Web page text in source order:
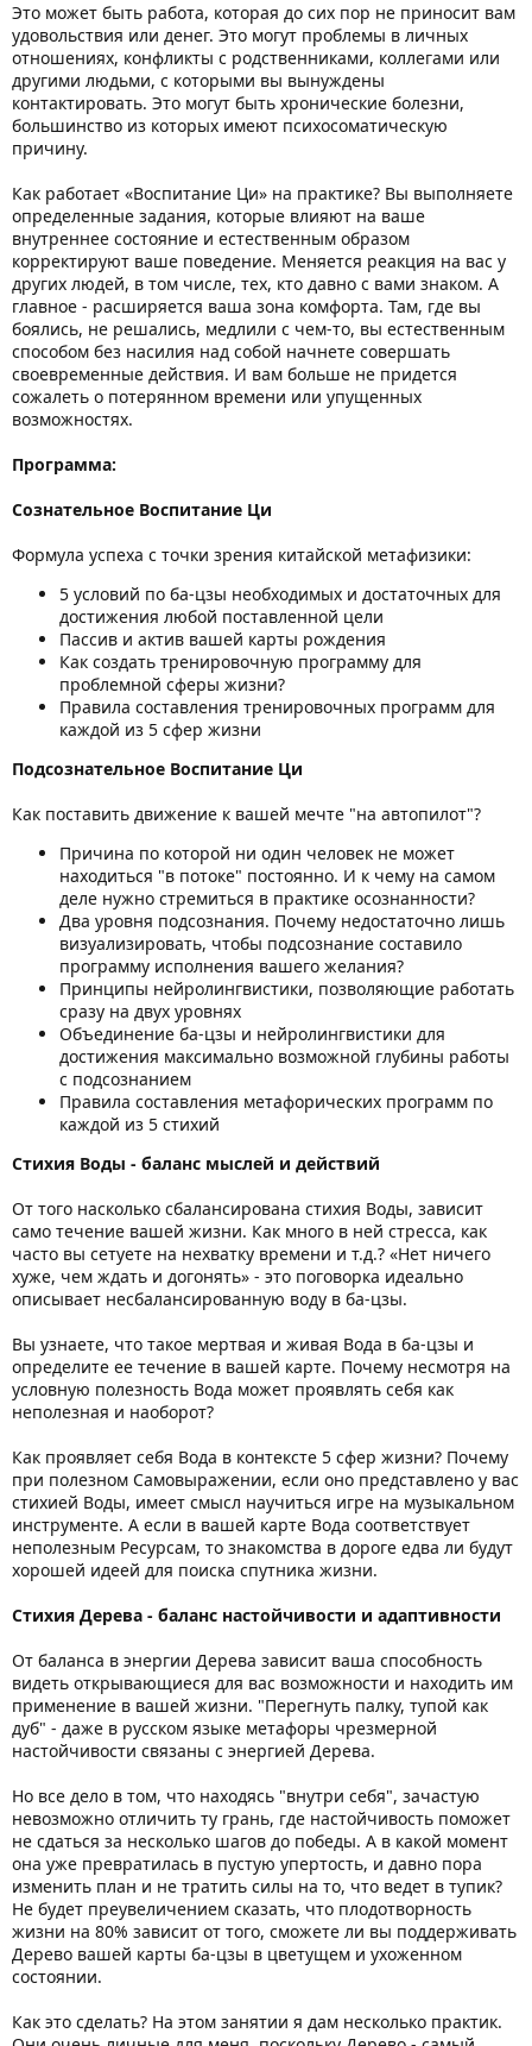
Это может быть paбота, которая до сих пор не приносит вам
удовольствия или денег. Это могут проблемы в личных
отношениях, конфликты с родственниками, коллегами или
другими людьми, с которыми вы вынуждены
контактировать. Это могут быть хронические болезни,
большинство из которых имеют психосоматическую
причину.
Как работает «Воспитание Ци» на практике? Вы выполняете
определенные задания, которые влияют на ваше
внутреннее состояние и естественным образом
корректируют ваше поведение. Меняется реакция на вас у
других людей, в том числе, тех, кто давно с вами знаком. А
главное - расширяется ваша зона комфорта. Там, где вы
боялись, не решались, медлили с чем-то, вы естественным
способом без насилия над собой начнете совершать
своевременные действия. И вам больше не придется
сожалеть о потерянном времени или упущенных
возможностях.
Программа:
Сознательное Воспитание Ци
Формула успеха с точки зрения китайской метафизики:
5 условий по ба-цзы необходимых и достаточных для
достижения любой поставленной цели
Пассив и актив вашей карты рождения
Как создать тренировочную программу для
проблемной сферы жизни?
Правила составления тренировочных программ для
каждой из 5 сфер жизни
Подсознательное Воспитание Ци
Как поставить движение к вашей мечте "на автопилот"?
Причина по которой ни один человек не может
находиться "в потоке" постоянно. И к чему на самом
деле нужно стремиться в практике осознанности?
Два уровня подсознания. Почему недостаточно лишь
визуализировать, чтобы подсознание составило
программу исполнения вашего желания?
Принципы нейролингвистики, позволяющие работать
сразу на двух уровнях
Объединение ба-цзы и нейролингвистики для
достижения максимально возможной глубины работы
с подсознанием
Правила составления метафорических программ по
каждой из 5 стихий
Стихия Воды - баланс мыслей и действий
От того насколько сбалансирована стихия Воды, зависит
само течение вашей жизни. Как много в ней стресса, как
часто вы сетуете на нехватку времени и т.д.? «Нет ничего
хуже, чем ждать и догонять» - это поговорка идеально
описывает несбалансированную воду в ба-цзы.
Вы узнаете, что такое мертвая и живая Вода в ба-цзы и
определите ее течение в вашей карте. Почему несмотря на
условную полезность Вода может проявлять себя как
неполезная и наоборот?
Как проявляет себя Вода в контексте 5 сфер жизни? Почему
при полезном Самовыражении, если оно представлено у вас
стихией Воды, имеет смысл научиться игре на музыкальном
инструменте. А если в вашей карте Вода соответствует
неполезным Ресурсам, то знакомства в дороге едва ли будут
хорошей идеей для поиска спутника жизни.
Стихия Дерева - баланс настойчивости и адаптивности
От баланса в энергии Дерева зависит ваша способность
видеть открывающиеся для вас возможности и находить им
применение в вашей жизни. "Перегнуть палку, тупой как
дуб" - даже в русском языке метафоры чрезмерной
настойчивости связаны с энергией Дерева.
Но все дело в том, что находясь "внутри себя", зачастую
невозможно отличить ту грань, где настойчивость поможет
не сдаться за несколько шагов до победы. А в какой момент
она уже превратилась в пустую упертость, и давно пора
изменить план и не тратить силы на то, что ведет в тупик?
Не будет преувеличением сказать, что плодотворность
жизни на 80% зависит от того, сможете ли вы поддерживать
Дерево вашей карты ба-цзы в цветущем и ухоженном
состоянии.
Как это сделать? На этом занятии я дам несколько практик.